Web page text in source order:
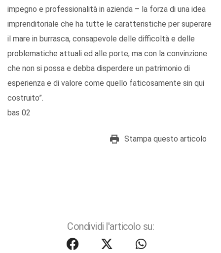
impegno e professionalità in azienda – la forza di una idea
imprenditoriale che ha tutte le caratteristiche per superare
il mare in burrasca, consapevole delle difficoltà e delle
problematiche attuali ed alle porte, ma con la convinzione
che non si possa e debba disperdere un patrimonio di
esperienza e di valore come quello faticosamente sin qui
costruito”.
bas 02
Stampa questo articolo
Condividi l'articolo su: